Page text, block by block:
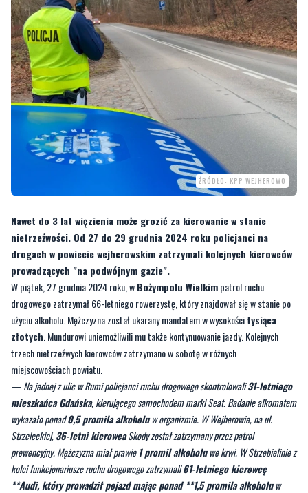
Nawet do 3 lat więzienia może grozić za kierowanie w stanie
nietrzeźwości. Od 27 do 29 grudnia 2024 roku policjanci na
prowadzących "na podwójnym gazie".
W piątek, 27 grudnia 2024 roku, wBożympolu Wielkimpatrol ruchu
drogowego zatrzymał 66-letniego rowerzystę, który znajdował się w stanie po
użyciu alkoholu. Mężczyzna został ukarany mandatem w wysokości
złotych . Mundurowi uniemożliwili mu także kontynuowanie jazdy. Kolejnych
trzech nietrzeźwych kierowców zatrzymano w sobotę w różnych
miejscowościach powiatu.
—Na jednej z ulic w Rumi policjanci ruchu drogowego skontrolowali31-letniego
mieszkańca Gdańska, kierującego samochodem marki Seat. Badanie alkomatem
wykazało ponad0,5 promila alkoholu
Strzeleckiej,36-letni kierowcaSkody został zatrzymany przez patrol
prewencyjny. Mężczyzna miał prawie1 promil alkoholuwe krwi. W Strzebielinie z
kolei funkcjonariusze ruchu drogowego zatrzymali61-letniego kierowcę
**Audi, który prowadził pojazd mając ponad **1,5 promila alkoholu
organizmie- informujeasp. sztab. Anetta Potrykus, oficer prasowy w
Komendzie Powiatowej Policji w Wejherowie.
Do ostatniego zatrzymania doszło w Rumi na ul. Sobieskiego, gdzie47-letni